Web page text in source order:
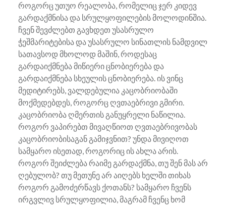
როგორც უთუო რეალობა, რომელიც ჯერ კიდევ
გარდაქმნისა და სრულყოფილების მოლოდინშია.
ჩვენ შევძლებთ გავხდეთ უსასრულო
ჭეშმარიტებისა და უსასრულო სინათლის ნამდვილ
სათავსოდ მხოლოდ მაშინ, როდესაც
გარდაიქმნება მიწიერი ცნობიერება და
გარდაიქმნება სხეულის ცნობიერება. ის ვინც
მედიტირებს, ვალდებულია კაცობრიობაში
მოქმედებდეს, როგორც ღვთაებრივი გმირი.
კაცობრიობა ღმერთის განუყრელი ნაწილია.
როგორ ვაპირებთ მივაღწიოთ ღვთაებრივობას
კაცობრიობისაგან გამიჯვნით? უნდა მივიღოთ
სამყარო ისეთად, როგორიც ის ახლა არის.
როგორ შეიძლება რაიმე გარდაქმნა, თუ შენ მას არ
ღებულობ? თუ მეთუნე არ აიღებს ხელში თიხას
როგორ გამოძერწავს ქოთანს? სამყარო ჩვენს
ირგვლივ სრულყოფილია, მაგრამ ჩვენც ხომ